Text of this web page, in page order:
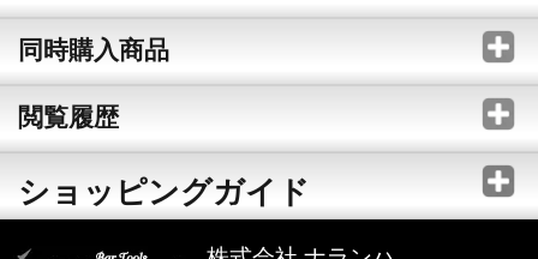
同時購入商品
閲覧履歴
ショッピングガイド